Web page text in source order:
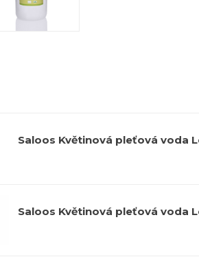
Saloos Květinová pleťová voda
Saloos Květinová pleťová voda